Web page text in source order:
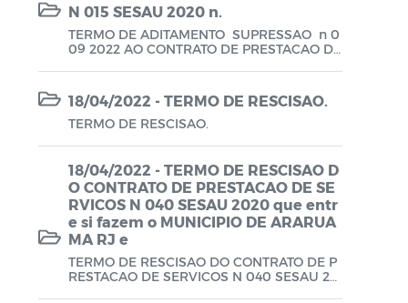
Relatório de Gestão Fiscal (RGF) - A partir
de 2021
Relatório Resumido da Execução
Orçamentária (RREO) - A partir de 2021
Saúde - Leis e Decretos
N 015 SESAU 2020 n.
TERMO DE ADITAMENTO SUPRESSAO n 0
09 2022 AO CONTRATO DE PRESTACAO DE
18/04/2022 - TERMO DE RESCISAO.
TERMO DE RESCISAO.
18/04/2022 - TERMO DE RESCISAO D
O CONTRATO DE PRESTACAO DE SE
RVICOS N 040 SESAU 2020 que entr
e si fazem o MUNICIPIO DE ARARUA
MA RJ e
TERMO DE RESCISAO DO CONTRATO DE P
RESTACAO DE SERVICOS N 040 SESAU 20